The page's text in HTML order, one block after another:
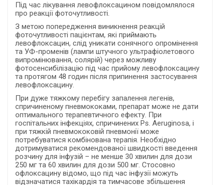
Під час лікування левофлоксацином повідомлялося
про реакції фоточутливості.
З метою попередження виникнення реакцій
фоточутливості пацієнтам, які приймають
левофлоксацин, слід уникати сонячного опромінення
та УФ-променів (лампи штучного ультрафіолетового
випромінювання, солярій) через можливу
фотосенсибілізацію під час прийому левофлоксацину
та протягом 48 годин після припинення застосування
левофлоксацину.
При дуже тяжкому перебігу запалення легенів,
спричиненому пневмококами, препарат може не дати
оптимального терапевтичного ефекту. При
госпітальних інфекціях, спричинених Ps. Aeruginosa, і
при тяжкій пневмококовій пневмонії може
потребуватися комбінована терапія. Необхідно
дотримуватися рекомендованої швидкості введення
розчину для інфузій – не менше 30 хвилин для дози
250 мг та 60 хвилин для дози 500 мг. Стосовно
офлоксацину відомо, що під час інфузії можуть
відзначатися тахікардія та тимчасове збільшення